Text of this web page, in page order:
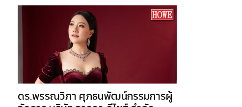
ดร.พรรณวิภา ศุภธนพัฒน์กรรมการผู้